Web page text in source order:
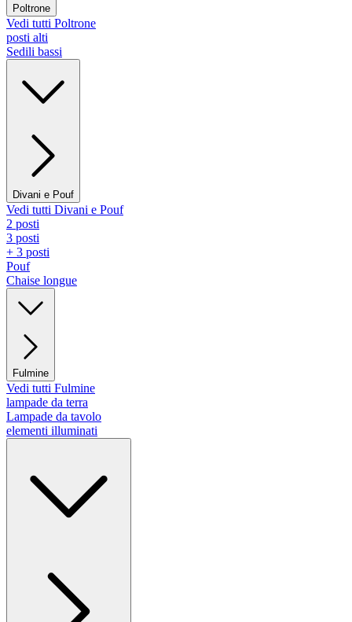
Poltrone
Vedi tutti Poltrone
posti alti
Sedili bassi
Divani e Pouf
Vedi tutti Divani e Pouf
2 posti
3 posti
+ 3 posti
Pouf
Chaise longue
Fulmine
Vedi tutti Fulmine
lampade da terra
Lampade da tavolo
elementi illuminati